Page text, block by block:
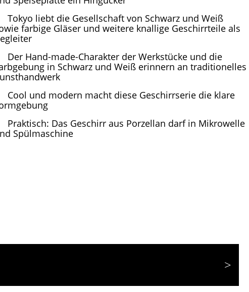
Tokyo liebt die Gesellschaft von Schwarz und Weiß
farbige Gläser und weitere knallige Geschirrteile als
Der Hand-made-Charakter der Werkstücke und die
in Schwarz und Weiß erinnern an traditionelles
Cool und modern macht diese Geschirrserie die klare
Praktisch: Das Geschirr aus Porzellan darf in Mikrowelle
Spülmaschine